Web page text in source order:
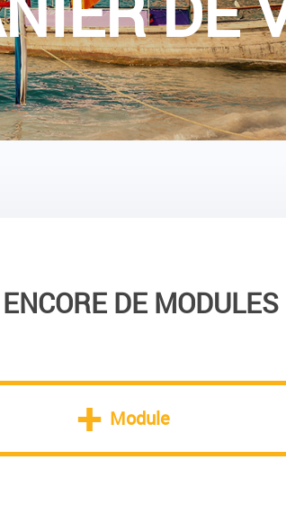
DE
+ Module